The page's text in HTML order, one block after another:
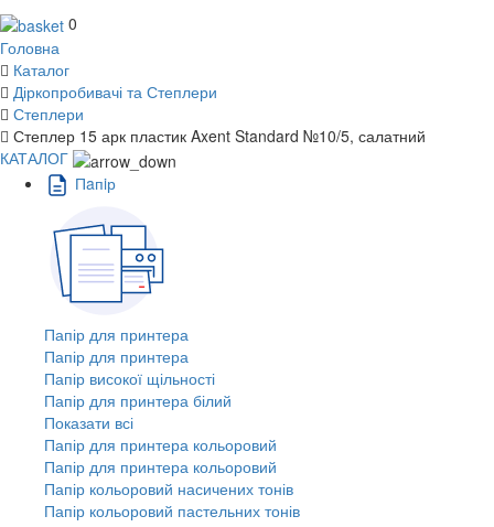
0
Головна
Каталог
Діркопробивачі та Степлери
Степлери
Степлер 15 арк пластик Axent Standard №10/5, салатний
КАТАЛОГ
Пaпiр
Папір для принтера
Папір для принтера
Папір високої щільності
Папір для принтера білий
Показати всі
Папір для принтера кольоровий
Папір для принтера кольоровий
Папір кольоровий насичених тонів
Папір кольоровий пастельних тонів